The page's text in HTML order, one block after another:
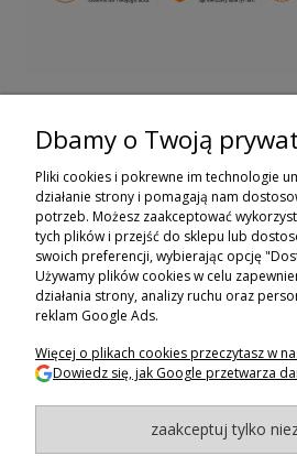
ZAPISZ SIĘ DO
ZAKUPY
POMOC
MOJE
Dbamy o Twoją
Pliki cookies i pokrewne im technologie
działanie strony i pomagają nam
potrzeb. Możesz zaakceptować
tych plików i przejść do sklepu lub
swoich preferencji, wybierając opcję
Używamy plików cookies w celu
działania strony, analizy ruchu oraz
reklam Google Ads.
Więcej o plikach cookies przeczytasz w
Dowiedz się, jak Google przetwarza
zaakceptuj tylko